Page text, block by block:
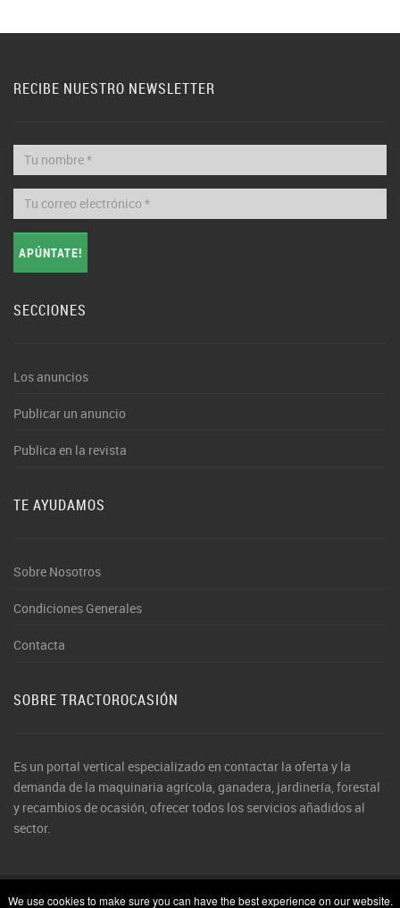
RECIBE NUESTRO NEWSLETTER
APÚNTATE!
SECCIONES
Los anuncios
Publicar un anuncio
Publica en la revista
TE AYUDAMOS
Sobre Nosotros
Condiciones Generales
Contacta
SOBRE TRACTOROCASIÓN
Es un portal vertical especializado en contactar la oferta y la
demanda de la maquinaria agrícola, ganadera, jardinería, forestal
y recambios de ocasión, ofrecer todos los servicios añadidos al
sector.
© 2026 TractorOcasión. Todos los derechos reservados
We use cookies to make sure you can have the best experience on our website.